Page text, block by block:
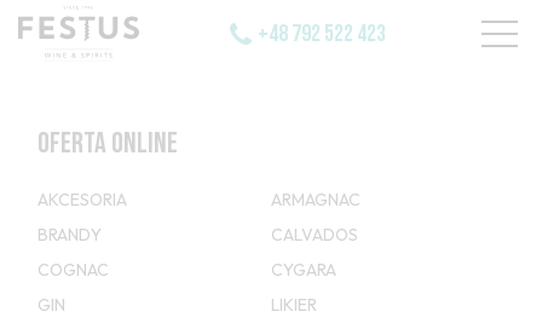
+48 792 522 423
OFERTA ONLINE
AKCESORIA
ARMAGNAC
BRANDY
CALVADOS
COGNAC
CYGARA
GIN
LIKIER